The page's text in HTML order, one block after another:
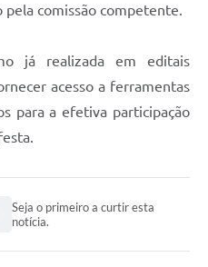
pela comissão competente.
já realizada em editais
acesso a ferramentas
para a efetiva participação
Seja o primeiro a curtir esta
notícia.